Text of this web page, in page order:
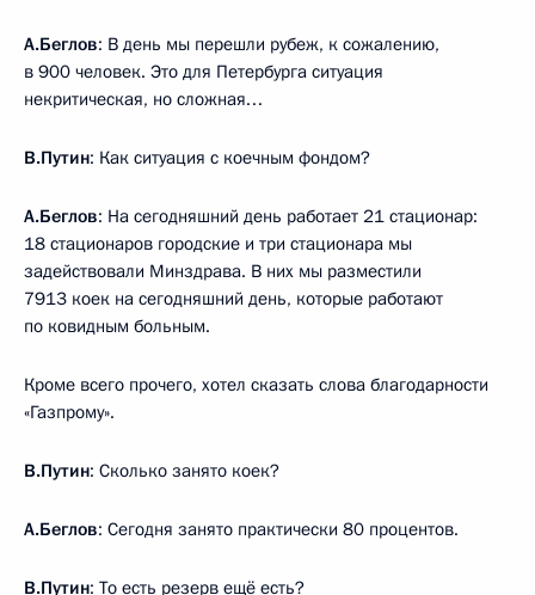
А.Беглов: В день мы перешли рубеж, к сожалению,
в 900 человек. Это для Петербурга ситуация
некритическая, но сложная…
В.Путин: Как ситуация с коечным фондом?
А.Беглов: На сегодняшний день работает 21 стационар:
18 стационаров городские и три стационара мы
задействовали Минздрава. В них мы разместили
7913 коек на сегодняшний день, которые работают
по ковидным больным.
Кроме всего прочего, хотел сказать слова благодарности
«Газпрому».
В.Путин: Сколько занято коек?
А.Беглов: Сегодня занято практически 80 процентов.
В.Путин: То есть резерв ещё есть?